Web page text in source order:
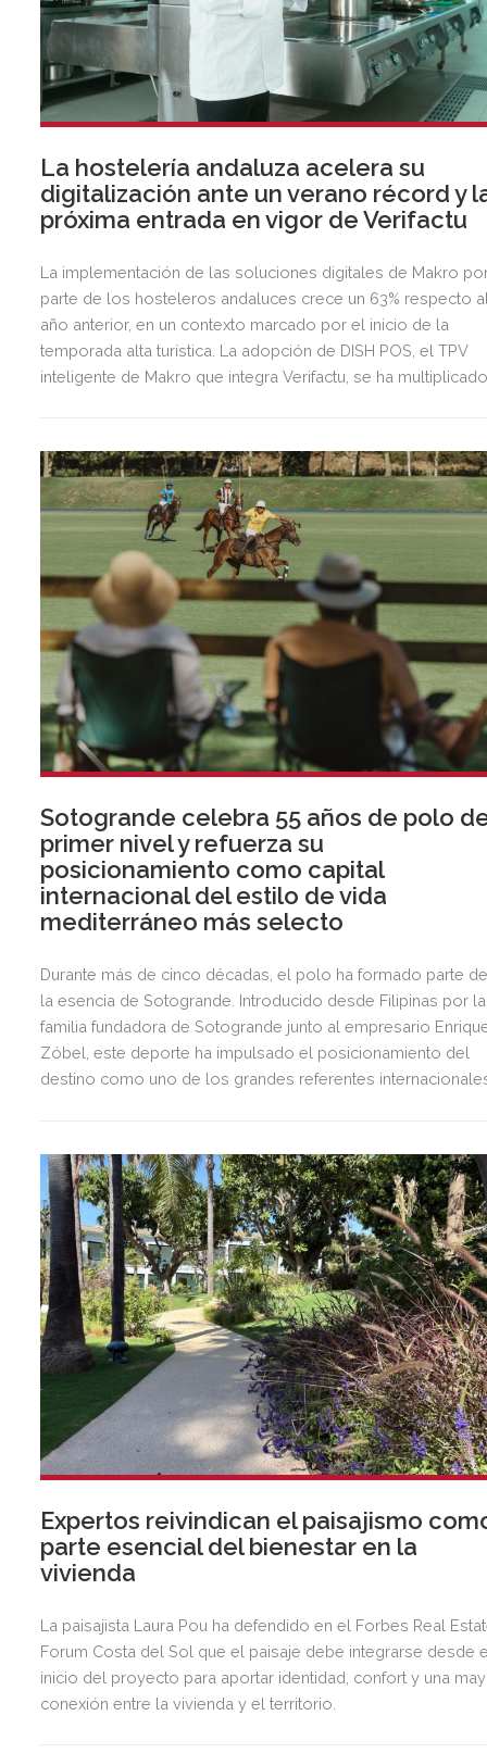
La hostelería andaluza acelera su
digitalización ante un verano récord y
próxima entrada en vigor de Verifactu
La implementación de las soluciones digitales de Makro
parte de los hosteleros andaluces crece un 63% respecto
año anterior, en un contexto marcado por el inicio de la
temporada alta turística. La adopción de DISH POS, el TPV
inteligente de Makro que integra Verifactu, se ha
Sotogrande celebra 55 años de polo
primer nivel y refuerza su
posicionamiento como capital
internacional del estilo de vida
mediterráneo más selecto
Durante más de cinco décadas, el polo ha formado parte
la esencia de Sotogrande. Introducido desde Filipinas por la
familia fundadora de Sotogrande junto al empresario
Zóbel, este deporte ha impulsado el posicionamiento del
destino como uno de los grandes referentes
exclusiva agenda social.
Expertos reivindican el paisajismo
parte esencial del bienestar en la
vivienda
La paisajista Laura Pou ha defendido en el Forbes Real
Forum Costa del Sol que el paisaje debe integrarse desde
inicio del proyecto para aportar identidad, confort y una
conexión entre la vivienda y el territorio.